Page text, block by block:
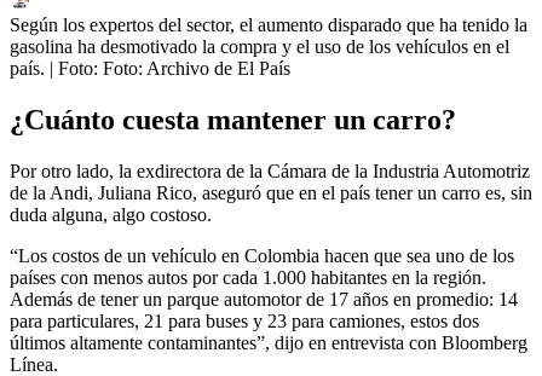
Según los expertos del sector, el aumento disparado que ha tenido la
gasolina ha desmotivado la compra y el uso de los vehículos en el
país. | Foto: Foto: Archivo de El País
¿Cuánto cuesta mantener un carro?
Por otro lado, la exdirectora de la Cámara de la Industria Automotriz
de la Andi, Juliana Rico, aseguró que en el país tener un carro es, sin
duda alguna, algo costoso.
“Los costos de un vehículo en Colombia hacen que sea uno de los
países con menos autos por cada 1.000 habitantes en la región.
Además de tener un parque automotor de 17 años en promedio: 14
para particulares, 21 para buses y 23 para camiones, estos dos
últimos altamente contaminantes”, dijo en entrevista con Bloomberg
Línea.